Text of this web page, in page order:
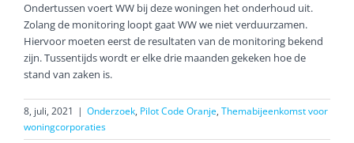
Ondertussen voert WW bij deze woningen het onderhoud uit.
Zolang de monitoring loopt gaat WW we niet verduurzamen.
Hiervoor moeten eerst de resultaten van de monitoring bekend
zijn. Tussentijds wordt er elke drie maanden gekeken hoe de
stand van zaken is.
8, juli, 2021 | Onderzoek, Pilot Code Oranje, Themabijeenkomst voor
woningcorporaties